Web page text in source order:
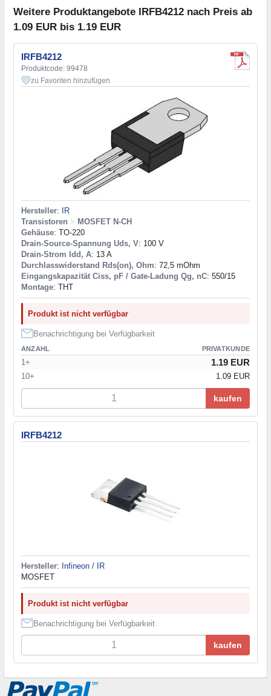
Weitere Produktangebote IRFB4212 nach Preis ab
1.09 EUR bis 1.19 EUR
IRFB4212
Produktcode: 99478
zu Favoriten hinzufügen
Hersteller:
IR
Transistoren > MOSFET N-CH
Gehäuse: TO-220
Drain-Source-Spannung Uds, V: 100 V
Drain-Strom Idd, A: 13 A
Durchlasswiderstand Rds(on), Ohm: 72,5 mOhm
Eingangskapazität Ciss, pF / Gate-Ladung Qg, nC: 550/15
Montage: THT
Produkt ist nicht verfügbar
Benachrichtigung bei Verfügbarkeit
ANZAHL PRIVATKUNDE
1+ 1.19 EUR
10+ 1.09 EUR
kaufen
IRFB4212
Hersteller: Infineon / IR
MOSFET
Produkt ist nicht verfügbar
Benachrichtigung bei Verfügbarkeit
kaufen